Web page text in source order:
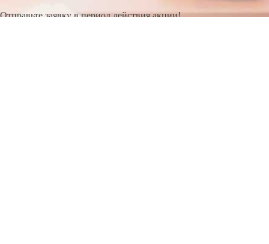
Отправьте заявку в период действия акции!